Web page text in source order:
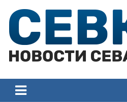
content
Севастополя
Севастополя